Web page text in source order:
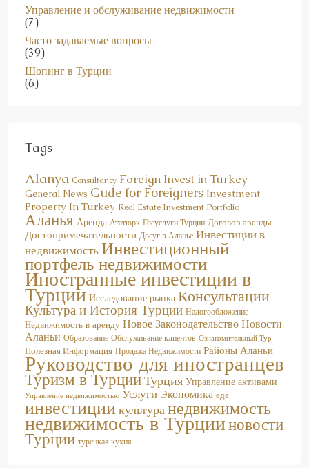
Управление и обслуживание недвижимости
(7)
Часто задаваемые вопросы
(39)
Шопинг в Турции
(6)
Tags
Alanya Consultancy Foreign Invest in Turkey
General News Gude for Foreigners Investment
Property In Turkey Real Estate Investment Portfolio
Аланья Аренда Ататюрк Госуслуги Турции Договор аренды
Достопримечательности Досуг в Аланье Инвестиции в
недвижимостьИнвестиционный
портфель недвижимости
Иностранные инвестиции в
Турции Исследование рынка Консультации
Культура и История Турции Налогообложение
Недвижимость в аренду Новое ЗаконодательствоНовости
Аланьи Образование Обслуживание клиентов Ознакомительный Тур
Полезная Информация Продажа Недвижимости Районы Аланьи
Руководство для иностранцев
Туризм в ТурцииТурция Управление активами
Управление недвижимостью Услуги Экономика еда
инвестициикультуранедвижимость
недвижимость в Турцииновости
Турции турецкая кухня